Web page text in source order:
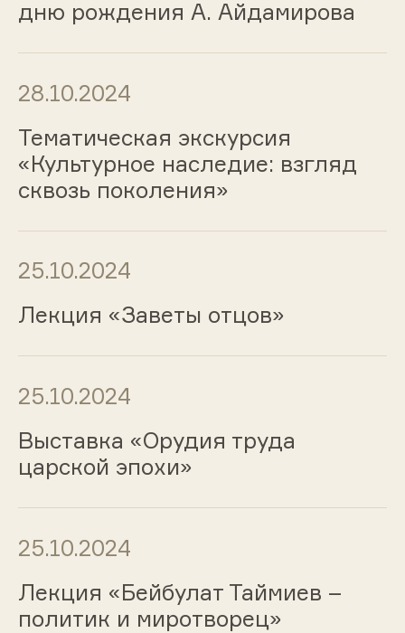
дню рождения А. Айдамирова
28.10.2024
Тематическая экскурсия
«Культурное наследие: взгляд
сквозь поколения»
25.10.2024
Лекция «Заветы отцов»
25.10.2024
Выставка «Орудия труда
царской эпохи»
25.10.2024
Лекция «Бейбулат Таймиев –
политик и миротворец»